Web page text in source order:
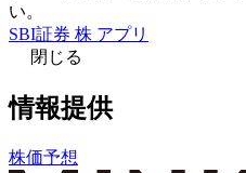
い。
SBI証券 株 アプリ
閉じる
情報提供
株価予想